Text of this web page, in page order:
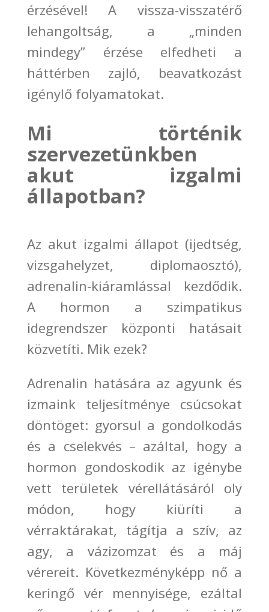
érzésével! A vissza-visszatérő
lehangoltság, a „minden
mindegy” érzése elfedheti a
háttérben zajló, beavatkozást
igénylő folyamatokat.
Mi történik
szervezetünkben
akut izgalmi
állapotban?
Az akut izgalmi állapot (ijedtség,
vizsgahelyzet, diplomaosztó),
adrenalin-kiáramlással kezdődik.
A hormon a szimpatikus
idegrendszer központi hatásait
közvetíti. Mik ezek?
Adrenalin hatására az agyunk és
izmaink teljesítménye csúcsokat
döntöget: gyorsul a gondolkodás
és a cselekvés – azáltal, hogy a
hormon gondoskodik az igénybe
vett területek vérellátásáról oly
módon, hogy kiüríti a
vérraktárakat, tágítja a szív, az
agy, a vázizomzat és a máj
vérereit. Következményképp nő a
keringő vér mennyisége, ezáltal